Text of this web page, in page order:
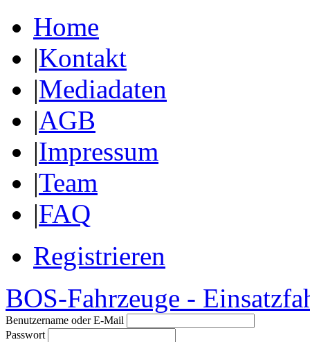
Home
|Kontakt
|Mediadaten
|AGB
|Impressum
|Team
|FAQ
Registrieren
BOS-Fahrzeuge -
Benutzername oder E-Mail
Passwort